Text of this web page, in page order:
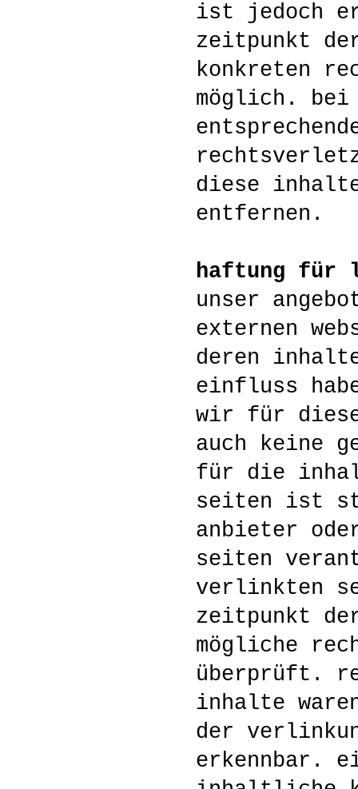
ist jedoch
zeitpunkt
konkreten
möglich. bei
diese inhalte
entfernen.
haftung für
unser
externen
deren
einfluss
wir für
auch keine
für die
seiten ist
anbieter
seiten
verlinkten
zeitpunkt
mögliche
überprüft.
inhalte
der
erkennbar.